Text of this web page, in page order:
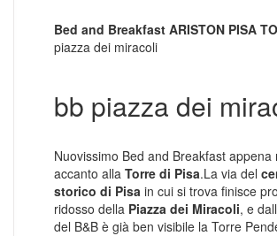
Bed and Breakfast ARISTON PISA
piazza dei miracoli
bb piazza dei
Nuovissimo Bed and Breakfast appena
accanto alla Torre di Pisa.La via del
storico di Pisa in cui si trova finisce
ridosso della Piazza dei Miracoli, e
del B&B è già ben visibile la Torre